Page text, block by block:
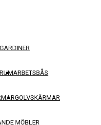
ARBETSBÅS
GOLVSKÄRMAR
MÖBLER